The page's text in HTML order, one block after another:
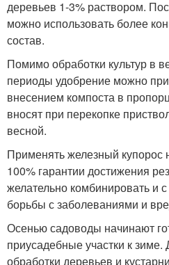
деревьев 1-3% раствором.
можно использовать более
состав.
Помимо обработки культур в
периоды удобрение можно
внесением компоста в
вносят при перекопке
весной.
Применять железный купорос
100% гарантии достижения
желательно комбинировать и
борьбы с заболеваниями и
Осенью садоводы начинают
приусадебные участки к
обработки деревьев и